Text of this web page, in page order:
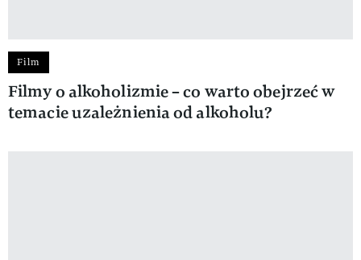
Film
Filmy o alkoholizmie – co warto obejrzeć w
temacie uzależnienia od alkoholu?